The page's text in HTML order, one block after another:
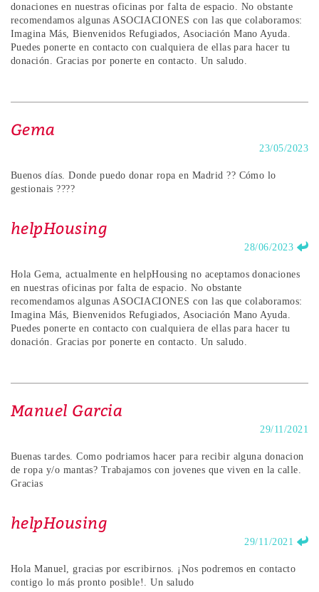
donaciones en nuestras oficinas por falta de espacio. No obstante
recomendamos algunas ASOCIACIONES con las que colaboramos:
Imagina Más, Bienvenidos Refugiados, Asociación Mano Ayuda.
Puedes ponerte en contacto con cualquiera de ellas para hacer tu
donación. Gracias por ponerte en contacto. Un saludo.
Gema
23/05/2023
Buenos días. Donde puedo donar ropa en Madrid ?? Cómo lo
gestionais ????
helpHousing
28/06/2023
Hola Gema, actualmente en helpHousing no aceptamos donaciones
en nuestras oficinas por falta de espacio. No obstante
recomendamos algunas ASOCIACIONES con las que colaboramos:
Imagina Más, Bienvenidos Refugiados, Asociación Mano Ayuda.
Puedes ponerte en contacto con cualquiera de ellas para hacer tu
donación. Gracias por ponerte en contacto. Un saludo.
Manuel Garcia
29/11/2021
Buenas tardes. Como podriamos hacer para recibir alguna donacion
de ropa y/o mantas? Trabajamos con jovenes que viven en la calle.
Gracias
helpHousing
29/11/2021
Hola Manuel, gracias por escribirnos. ¡Nos podremos en contacto
contigo lo más pronto posible!. Un saludo